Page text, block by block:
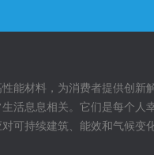
能材料，为消费者提供创
活息息相关。它们是每个
可持续建筑、能效和气候变